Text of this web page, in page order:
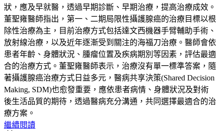
狀，應及早就醫，透過早期診斷、早期治療，提高治療成效。
董聖雍醫師指出，第一、二期局限性攝護腺癌的治療目標以根
除性治療為主，目前治療方式包括達文西機器手臂輔助手術、
放射線治療，以及近年逐漸受到關注的海福刀治療。醫師會依
患者年齡、身體狀況、腫瘤位置及疾病期別等因素，評估最適
合的治療方式。董聖雍醫師表示，治療沒有單一標準答案，隨
著攝護腺癌治療方式日益多元，醫病共享決策(Shared Decision
Making, SDM)也愈發重要，應依患者病情、身體狀況及對術
後生活品質的期待，透過醫病充分溝通，共同選擇最適合的治
療方案。
繼續閱讀